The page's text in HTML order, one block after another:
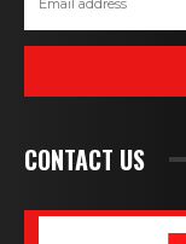
CONTACT US